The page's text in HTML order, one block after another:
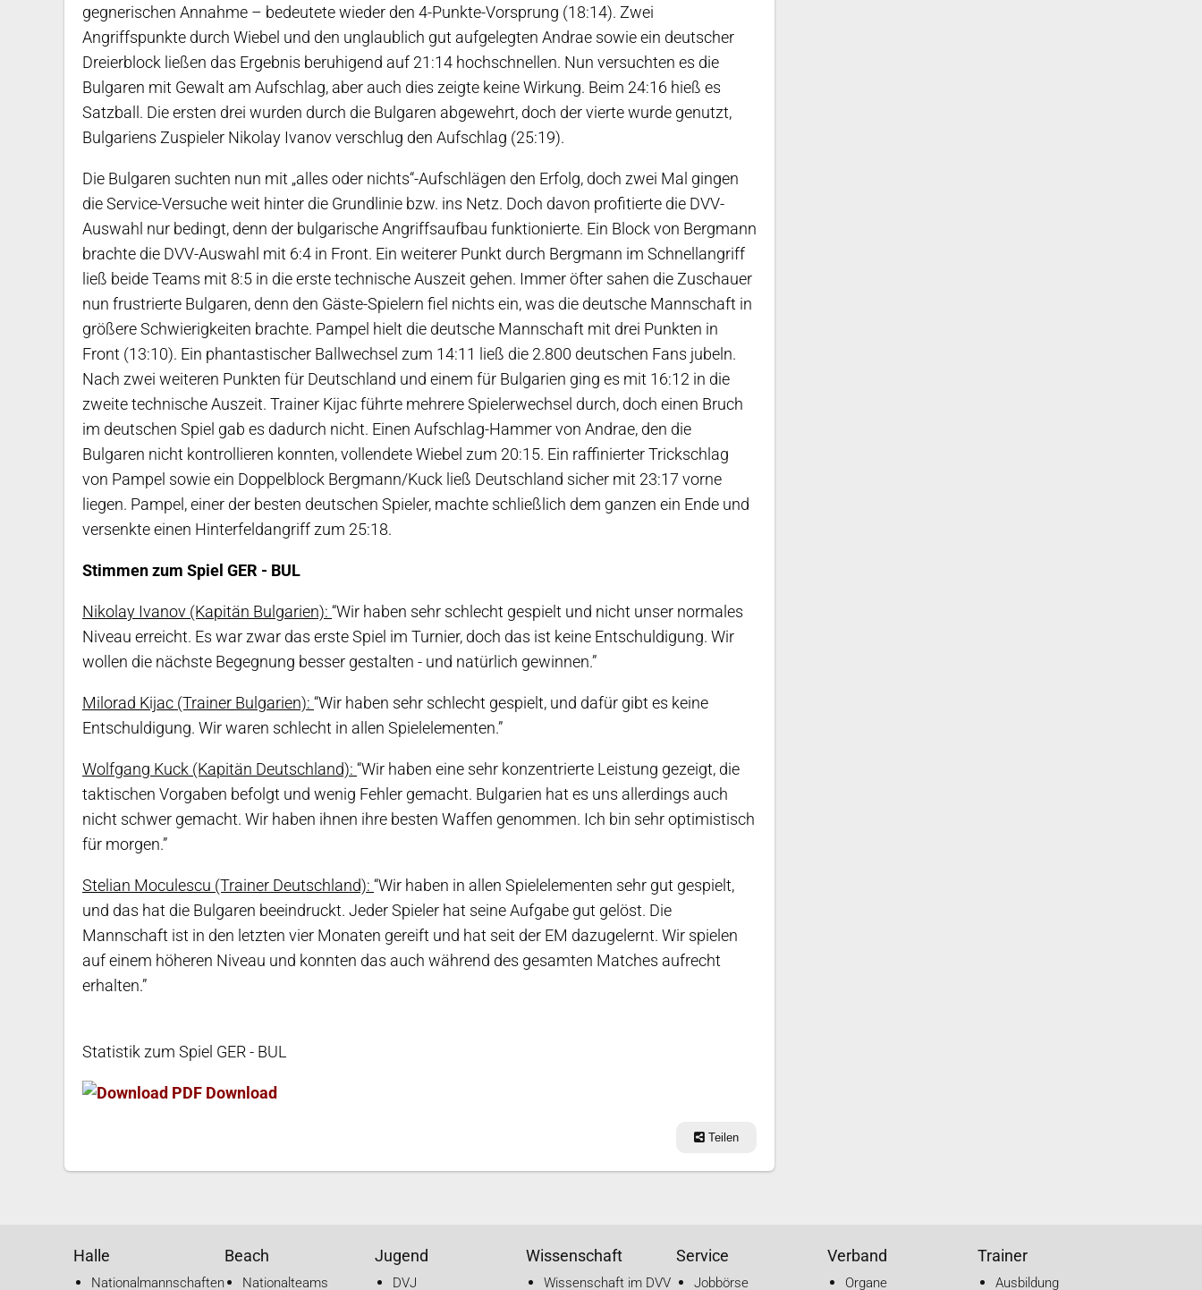
gegnerischen Annahme – bedeutete wieder den 4-Punkte-Vorsprung (18:14). Zwei
Angriffspunkte durch Wiebel und den unglaublich gut aufgelegten Andrae sowie ein deutscher
Dreierblock ließen das Ergebnis beruhigend auf 21:14 hochschnellen. Nun versuchten es die
Bulgaren mit Gewalt am Aufschlag, aber auch dies zeigte keine Wirkung. Beim 24:16 hieß es
Satzball. Die ersten drei wurden durch die Bulgaren abgewehrt, doch der vierte wurde genutzt,
Bulgariens Zuspieler Nikolay Ivanov verschlug den Aufschlag (25:19).
Die Bulgaren suchten nun mit „alles oder nichts“-Aufschlägen den Erfolg, doch zwei Mal gingen
die Service-Versuche weit hinter die Grundlinie bzw. ins Netz. Doch davon profitierte die DVV-
Auswahl nur bedingt, denn der bulgarische Angriffsaufbau funktionierte. Ein Block von Bergmann
brachte die DVV-Auswahl mit 6:4 in Front. Ein weiterer Punkt durch Bergmann im Schnellangriff
ließ beide Teams mit 8:5 in die erste technische Auszeit gehen. Immer öfter sahen die Zuschauer
nun frustrierte Bulgaren, denn den Gäste-Spielern fiel nichts ein, was die deutsche Mannschaft in
größere Schwierigkeiten brachte. Pampel hielt die deutsche Mannschaft mit drei Punkten in
Front (13:10). Ein phantastischer Ballwechsel zum 14:11 ließ die 2.800 deutschen Fans jubeln.
Nach zwei weiteren Punkten für Deutschland und einem für Bulgarien ging es mit 16:12 in die
zweite technische Auszeit. Trainer Kijac führte mehrere Spielerwechsel durch, doch einen Bruch
im deutschen Spiel gab es dadurch nicht. Einen Aufschlag-Hammer von Andrae, den die
Bulgaren nicht kontrollieren konnten, vollendete Wiebel zum 20:15. Ein raffinierter Trickschlag
von Pampel sowie ein Doppelblock Bergmann/Kuck ließ Deutschland sicher mit 23:17 vorne
liegen. Pampel, einer der besten deutschen Spieler, machte schließlich dem ganzen ein Ende und
versenkte einen Hinterfeldangriff zum 25:18.
Stimmen zum Spiel GER - BUL
Nikolay Ivanov (Kapitän Bulgarien): “Wir haben sehr schlecht gespielt und nicht unser normales
Niveau erreicht. Es war zwar das erste Spiel im Turnier, doch das ist keine Entschuldigung. Wir
wollen die nächste Begegnung besser gestalten - und natürlich gewinnen.”
Milorad Kijac (Trainer Bulgarien): “Wir haben sehr schlecht gespielt, und dafür gibt es keine
Entschuldigung. Wir waren schlecht in allen Spielelementen.”
Wolfgang Kuck (Kapitän Deutschland): “Wir haben eine sehr konzentrierte Leistung gezeigt, die
taktischen Vorgaben befolgt und wenig Fehler gemacht. Bulgarien hat es uns allerdings auch
nicht schwer gemacht. Wir haben ihnen ihre besten Waffen genommen. Ich bin sehr optimistisch
für morgen.”
Stelian Moculescu (Trainer Deutschland): “Wir haben in allen Spielelementen sehr gut gespielt,
und das hat die Bulgaren beeindruckt. Jeder Spieler hat seine Aufgabe gut gelöst. Die
Mannschaft ist in den letzten vier Monaten gereift und hat seit der EM dazugelernt. Wir spielen
auf einem höheren Niveau und konnten das auch während des gesamten Matches aufrecht
erhalten.”
Statistik zum Spiel GER - BUL
Download
Teilen
Halle
Nationalmannschaften
Beach
Nationalteams
Jugend
DVJ
Wissenschaft
Wissenschaft im DVV
Service
Jobbörse
Verband
Organe
Trainer
Ausbildung